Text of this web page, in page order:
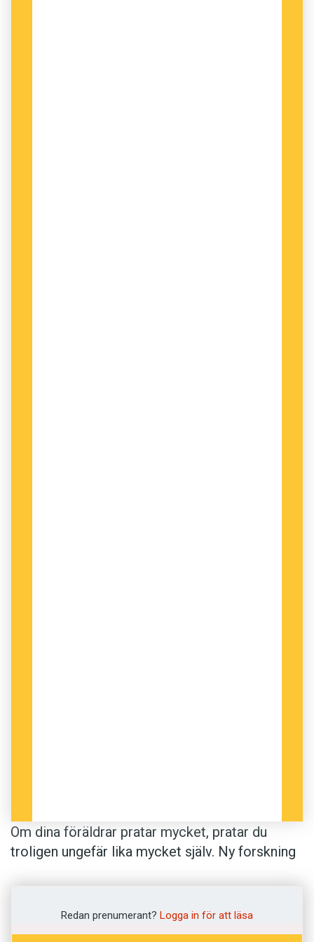
Om dina föräldrar pratar mycket, pratar du
troligen ungefär lika mycket själv. Ny forskning
yttrande.Redan prenumerant? Logga in för att läsa